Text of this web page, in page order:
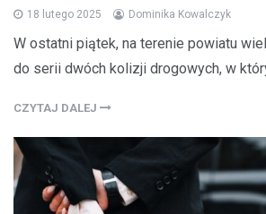
18 lutego 2025 Dominika Kowalczyk
W ostatni piątek, na terenie powiatu
do serii dwóch kolizji drogowych, w
CZYTAJ DALEJ